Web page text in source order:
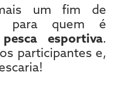
um fim de
para quem é
pesca esportiva.
participantes e,